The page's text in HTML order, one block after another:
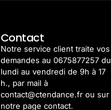
Contact
Notre service client traite vos
demandes au 0675877257 du
lundi au vendredi de 9h à 17
h., par mail à
contact@ctendance.fr ou sur
notre page contact.